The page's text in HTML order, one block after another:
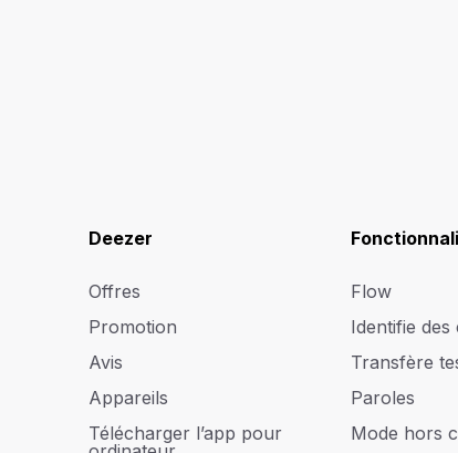
Deezer
Offres
Promotion
Avis
Appareils
Télécharger l’app pour
Flow
Identifie des
Transfère
Paroles
Mode hors